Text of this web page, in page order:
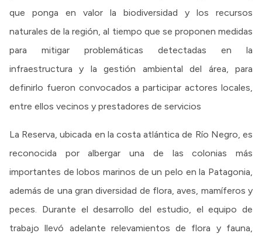
que ponga en valor la biodiversidad y los recursos
naturales de la región, al tiempo que se proponen medidas
para mitigar problemáticas detectadas en la
infraestructura y la gestión ambiental del área, para
definirlo fueron convocados a participar actores locales,
entre ellos vecinos y prestadores de servicios
La Reserva, ubicada en la costa atlántica de Río Negro, es
reconocida por albergar una de las colonias más
importantes de lobos marinos de un pelo en la Patagonia,
además de una gran diversidad de flora, aves, mamíferos y
peces. Durante el desarrollo del estudio, el equipo de
trabajo llevó adelante relevamientos de flora y fauna,